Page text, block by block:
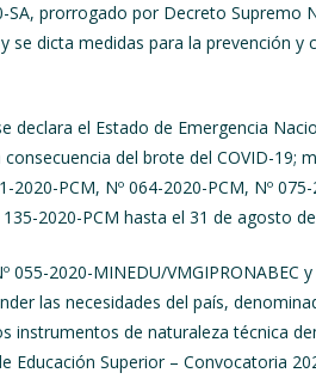
prorrogado por Decreto Supremo
se dicta medidas para la prevención y
declara el Estado de Emergencia
del brote del COVID-19;
PCM, Nº 064-2020-PCM, Nº
2020-PCM hasta el 31 de agosto
2020-MINEDU/VMGIPRONABEC
las necesidades del país,
instrumentos de naturaleza técnica
Educación Superior – Convocatoria